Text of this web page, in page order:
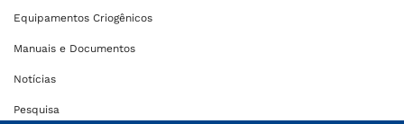
Equipamentos Criogênicos
Manuais e Documentos
Notícias
Pesquisa